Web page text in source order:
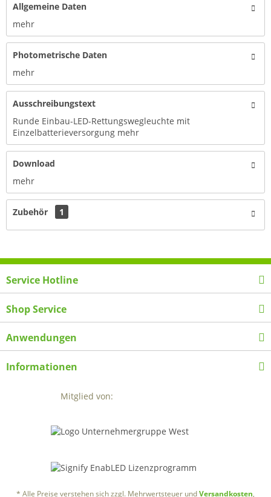
Allgemeine Daten
mehr
Photometrische Daten
mehr
Ausschreibungstext
Runde Einbau-LED-Rettungswegleuchte mit
Einzelbatterieversorgung mehr
Download
mehr
Zubehör 1
Service Hotline
Shop Service
Anwendungen
Informationen
Mitglied von:
* Alle Preise verstehen sich zzgl. Mehrwertsteuer undVersandkosten,